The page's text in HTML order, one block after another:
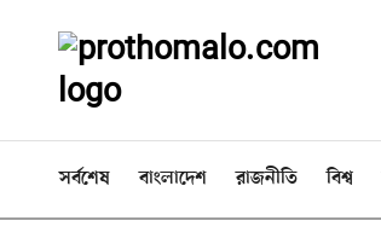
সর্বশেষ বাংলাদেশ রাজনীতি বিশ্ব